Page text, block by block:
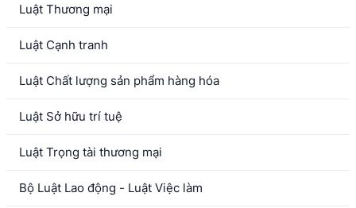
Luật Thương mại
Luật Cạnh tranh
Luật Chất lượng sản phẩm hàng hóa
Luật Sở hữu trí tuệ
Luật Trọng tài thương mại
Bộ Luật Lao động - Luật Việc làm